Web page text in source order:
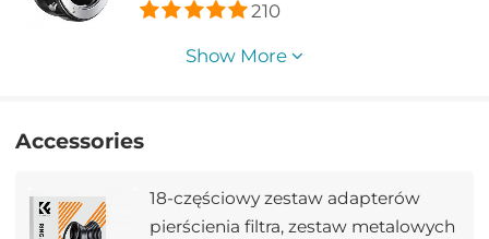
210
Show More
Accessories
18-częściowy zestaw adapterów
pierścienia filtra, zestaw metalowych